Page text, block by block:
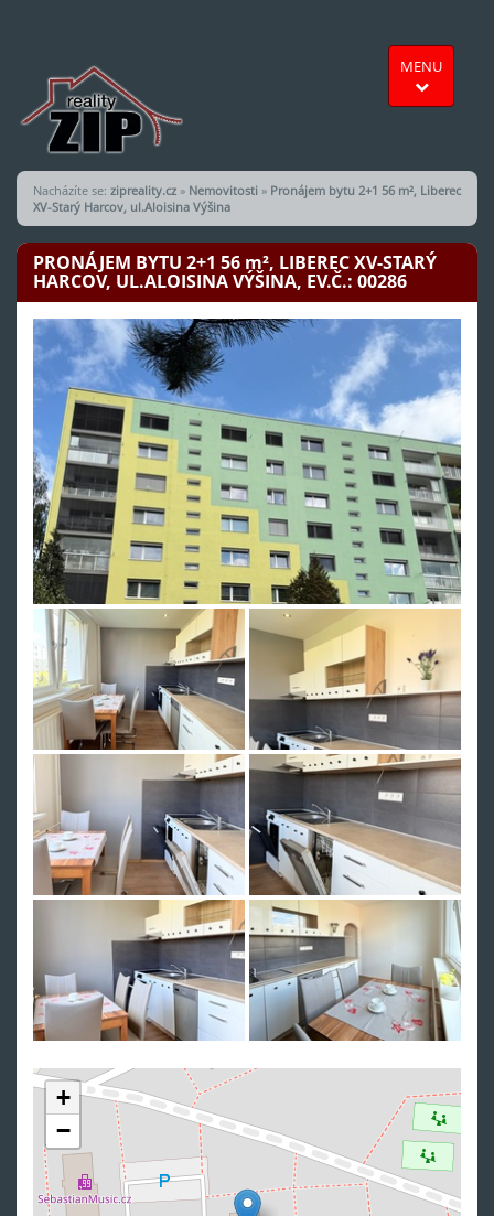
MENU
Nacházíte se: zipreality.cz » Nemovitosti » Pronájem bytu 2+1 56 m², Liberec
XV-Starý Harcov, ul.Aloisina Výšina
PRONÁJEM BYTU 2+1 56 m², LIBEREC XV-STARÝ
HARCOV, UL.ALOISINA VÝŠINA, EV.Č.: 00286
+
−